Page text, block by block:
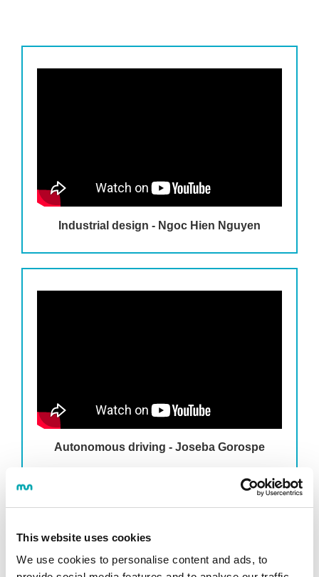
This website uses cookies
We use cookies to personalise content and ads, to
Industrial design - Ngoc Hien Nguyen
Autonomous driving - Joseba Gorospe